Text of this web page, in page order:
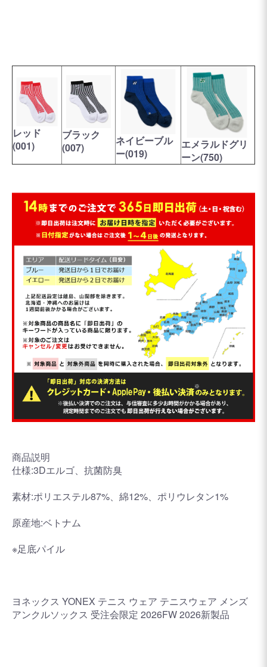
レッド
(001)
ブラック
(007)
ネイビーブル
ー(019)
エメラルドグリ
ーン(750)
商品説明
仕様:3Dエルゴ、抗菌防臭
素材:ポリエステル87%、綿12%、ポリウレタン1%
原産地:ベトナム
※足底パイル
ヨネックス YONEX テニス ウェア テニスウェア メンズ
アンクルソックス 受注会限定 2026FW 2026新製品